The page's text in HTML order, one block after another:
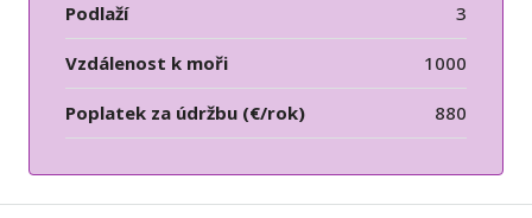
Podlaží 3
Vzdálenost k moři 1000
Poplatek za údržbu (€/rok) 880